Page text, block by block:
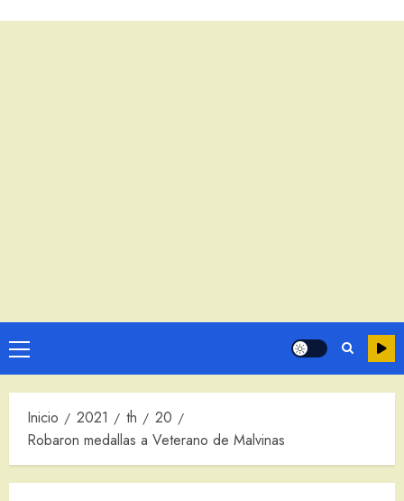
Menú
principal
Inicio 2021 th
20
Robaron medallas a Veterano de Malvinas